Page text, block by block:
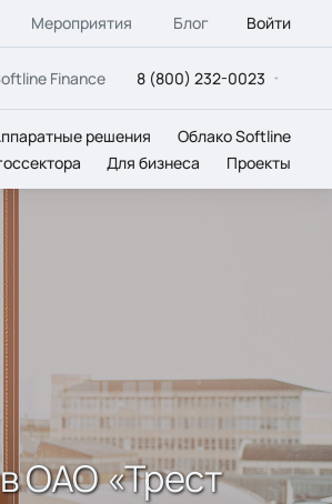
Мероприятия Блог Войти
Finance 8 (800) 232-0023
решения
Облако Softline
Для бизнеса Проекты
ОАО «Трест